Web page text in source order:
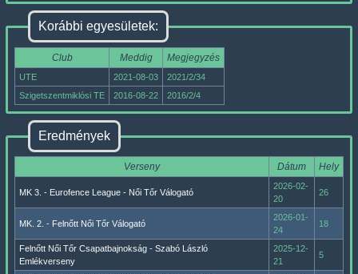
Korábbi egyesületek:
Club Meddig Megjegyzés
UTE 2021-08-03
2021/2/34
Szigetszentmiklósi TE
2016-08-22 2016/2/4
Eredmények
Verseny Dátum Hely
MK 3. - Eurofence League - Női Tőr Válogató
2026-02-
20
26
MK. 2. - Felnőtt Női Tőr Válogató
2026-01-
24
18
Felnőtt Női Tőr Csapatbajnokság - Szabó László
Emlékverseny
2025-12-
21
5